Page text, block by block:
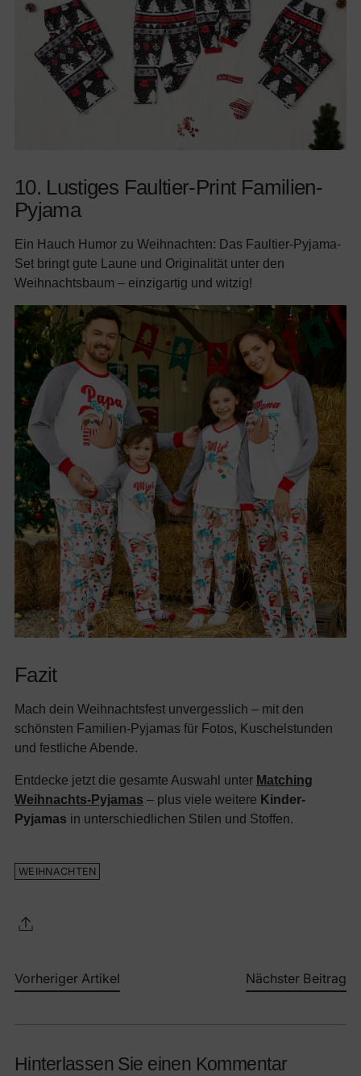
10. Lustiges Faultier-Print Familien-
Pyjama
Ein Hauch Humor zu Weihnachten: Das Faultier-Pyjama-
Set bringt gute Laune und Originalität unter den
Weihnachtsbaum – einzigartig und witzig!
Fazit
Mach dein Weihnachtsfest unvergesslich – mit den
schönsten Familien-Pyjamas für Fotos, Kuschelstunden
und festliche Abende.
Entdecke jetzt die gesamte Auswahl unter Matching
Weihnachts-Pyjamas – plus viele weitere Kinder-
Pyjamas in unterschiedlichen Stilen und Stoffen.
WEIHNACHTEN
Vorheriger Artikel Nächster Beitrag
Hinterlassen Sie einen Kommentar